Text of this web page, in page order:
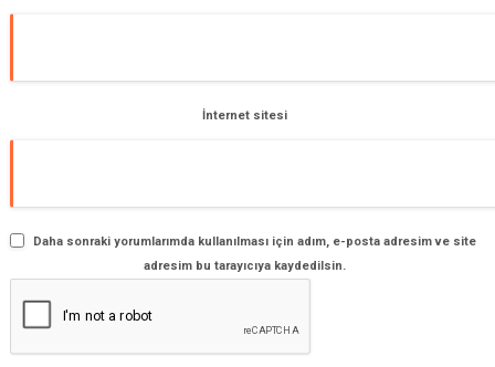
İnternet sitesi
Daha sonraki yorumlarımda kullanılması için adım, e-posta adresim ve site
adresim bu tarayıcıya kaydedilsin.